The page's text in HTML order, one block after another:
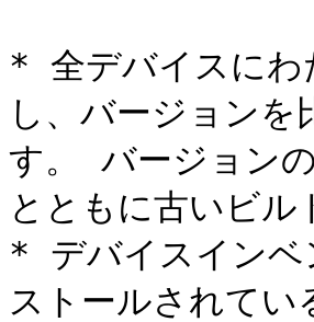
* 全デバイスに
し、バージョン
す。 バージョン
とともに古いビル
* デバイスイン
ストールされて